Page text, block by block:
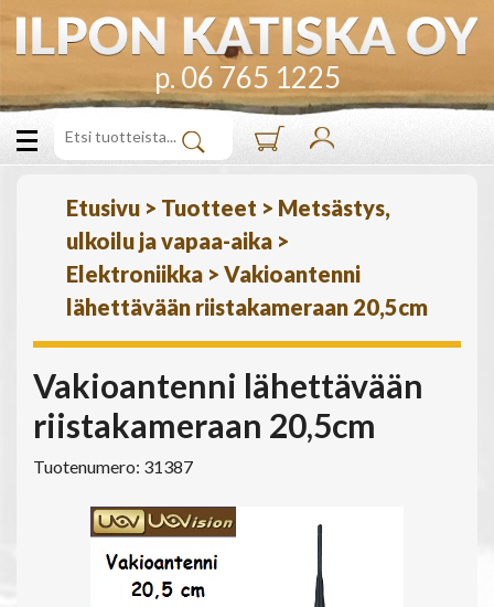
p. 06 765 1225
Etusivu > Tuotteet > Metsästys,
ulkoilu ja vapaa-aika >
Elektroniikka > Vakioantenni
lähettävään riistakameraan 20,5cm
Vakioantenni lähettävään
riistakameraan 20,5cm
Tuotenumero: 31387